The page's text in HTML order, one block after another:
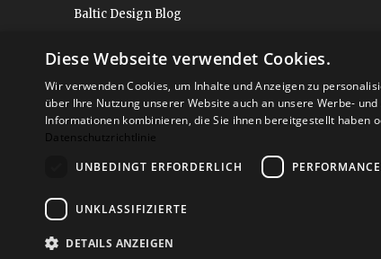
Baltic Design Blog
Für BtoB: Design Geschenke
Shop
Diese Webseite verwendet Cookies.
Wir verwenden Cookies, um Inhalte und Anzeigen zu
über Ihre Nutzung unserer Website auch an unsere Werbe-
Informationen kombinieren, die Sie ihnen bereitgestellt haben
Datenschutzrichtlinie
UNBEDINGT ERFORDERLICH
PERFORMANCE
UNKLASSIFIZIERTE
DETAILS ANZEIGEN